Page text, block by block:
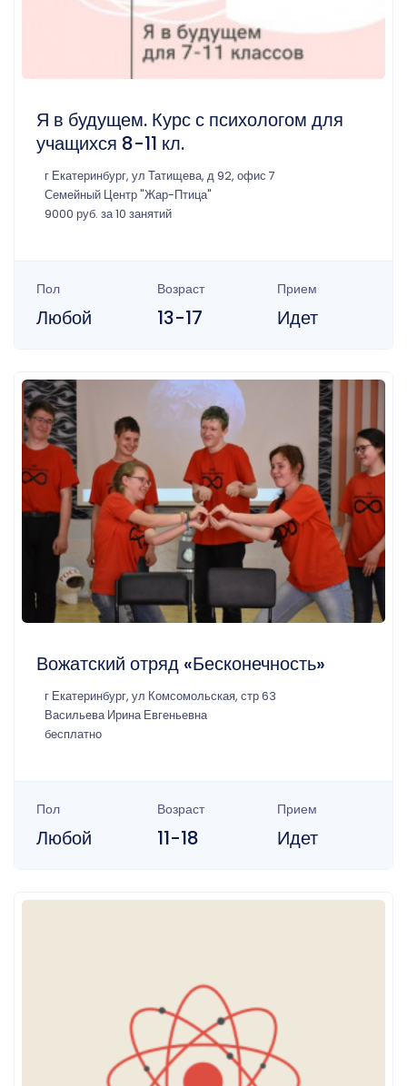
Я в будущем. Курс с психологом для
учащихся 8-11 кл.
г Екатеринбург, ул Татищева, д 92, офис 7
Семейный Центр "Жар-Птица"
9000 руб. за 10 занятий
Пол
Любой
Возраст
13-17
Прием
Идет
Вожатский отряд «Бесконечность»
г Екатеринбург, ул Комсомольская, стр 63
Васильева Ирина Евгеньевна
бесплатно
Пол
Любой
Возраст
11-18
Прием
Идет